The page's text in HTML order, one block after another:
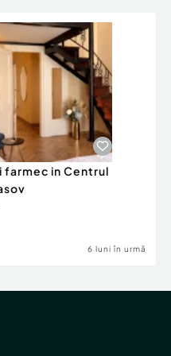
farmec in Centrul
6 luni în urmă